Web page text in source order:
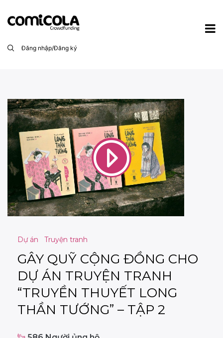
Đăng nhập/Đăng ký
Dự án Truyện tranh
GÂY QUỸ CỘNG ĐỒNG CHO
DỰ ÁN TRUYỆN TRANH
“TRUYỀN THUYẾT LONG
THẦN TƯỚNG” – TẬP 2